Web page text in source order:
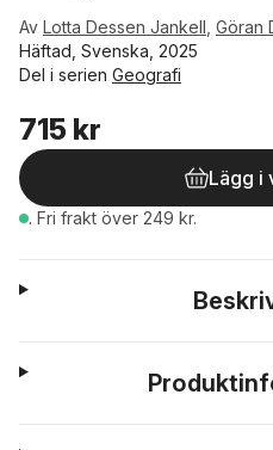
Av Lotta Dessen Jankell Göran
Häftad, Svenska, 2025
Del i serien Geografi
715 kr
Lägg i
. Fri frakt över 249 kr.